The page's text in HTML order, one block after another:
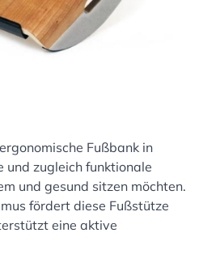
Fußbank in
und zugleich funktionale
und gesund sitzen möchten.
fördert diese Fußstütze
eine aktive